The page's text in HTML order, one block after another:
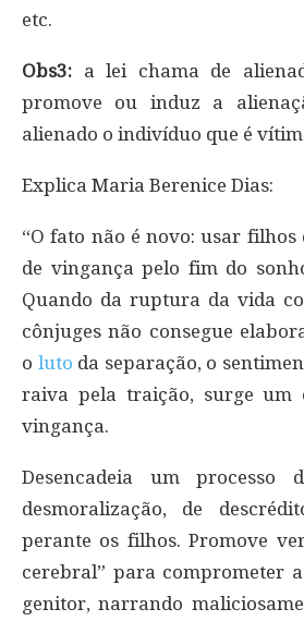
etc.
Obs3: a lei chama de
promove ou induz a
alienado o indivíduo que é
Explica Maria Berenice Dias:
“O fato não é novo: usar
de vingança pelo fim do
Quando da ruptura da vida
cônjuges não consegue
o luto da separação, o
raiva pela traição, surge um
vingança.
Desencadeia um processo
desmoralização, de
perante os filhos. Promove
cerebral” para comprometer
genitor, narrando